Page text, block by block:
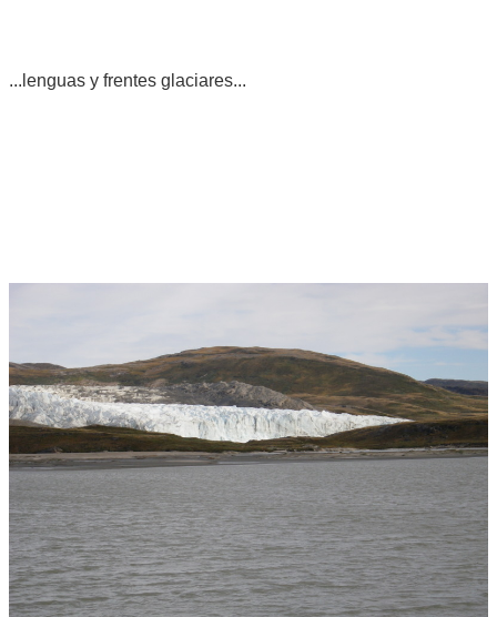
...lenguas y frentes glaciares...